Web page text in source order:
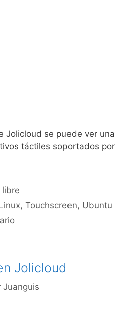
Jolicloud se puede ver una
táctiles soportados por
,Touchscreen, Ubuntu
Jolicloud
Juanguis